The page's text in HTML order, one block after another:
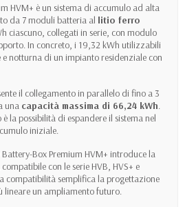
HVM+ è un sistema di accumulo ad alta
da 7 moduli batteria al litio ferro
ciascuno, collegati in serie, con modulo
In concreto, i 19,32 kWh utilizzabili
notturna di un impianto residenziale con
il collegamento in parallelo di fino a 3
una capacità massima di 66,24 kWh.
la possibilità di espandere il sistema nel
iniziale.
Box Premium HVM+ introduce la
con le serie HVB, HVS+ e
compatibilità semplifica la progettazione
lineare un ampliamento futuro.